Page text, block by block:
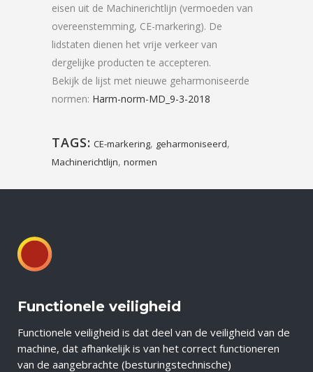
eisen uit de Machinerichtlijn (vermoeden van
overeenstemming, CE-markering). De
lidstaten dienen het vrije verkeer van
dergelijke producten te accepteren.
Bekijk de lijst met nieuwe geharmoniseerde
normen: Harm-norm-MD_9-3-2018
TAGS: CE-markering, geharmoniseerd,
Machinerichtlijn, normen
Functionele veiligheid
Functionele veiligheid is dat deel van de veiligheid van de
machine, dat afhankelijk is van het correct functioneren
van de aangebrachte (besturingstechnische)